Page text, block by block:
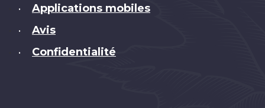
• Applications mobiles
• Avis
• Confidentialité